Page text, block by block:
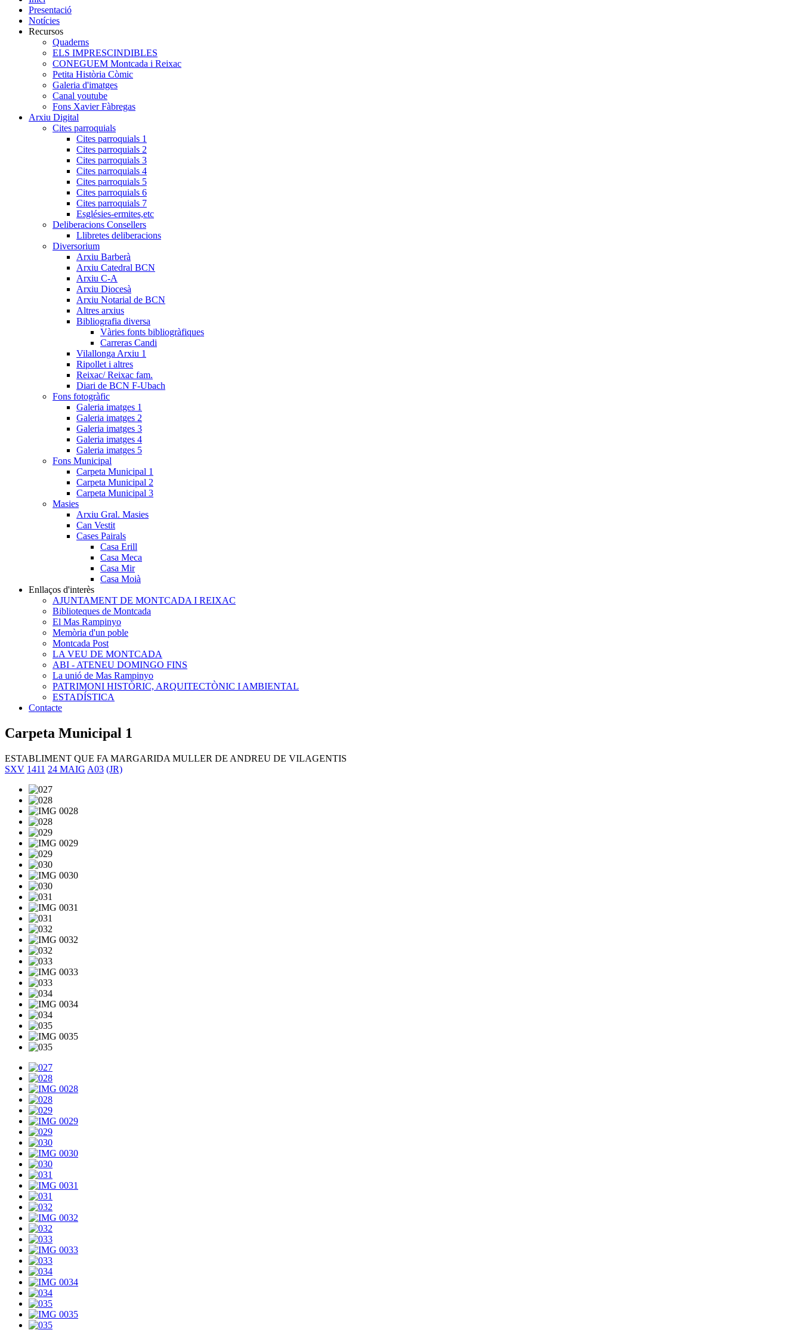
Presentació
Notícies
Recursos
Quaderns
ELS IMPRESCINDIBLES
CONEGUEM Montcada i Reixac
Petita Història Còmic
Galeria d'imatges
Canal youtube
Fons Xavier Fàbregas
Arxiu Digital
Cites parroquials
Cites parroquials 1
Cites parroquials 2
Cites parroquials 3
Cites parroquials 4
Cites parroquials 5
Cites parroquials 6
Cites parroquials 7
Esglésies-ermites,etc
Deliberacions Consellers
Llibretes deliberacions
Diversorium
Arxiu Barberà
Arxiu Catedral BCN
Arxiu C-A
Arxiu Diocesà
Arxiu Notarial de BCN
Altres arxius
Bibliografia diversa
Vàries fonts bibliogràfiques
Carreras Candi
Vilallonga Arxiu 1
Ripollet i altres
Reixac/ Reixac fam.
Diari de BCN F-Ubach
Fons fotogràfic
Galeria imatges 1
Galeria imatges 2
Galeria imatges 3
Galeria imatges 4
Galeria imatges 5
Fons Municipal
Carpeta Municipal 1
Carpeta Municipal 2
Carpeta Municipal 3
Masies
Arxiu Gral. Masies
Can Vestit
Cases Pairals
Casa Erill
Casa Meca
Casa Mir
Casa Moià
Enllaços d'interès
AJUNTAMENT DE MONTCADA I REIXAC
Biblioteques de Montcada
El Mas Rampinyo
Memòria d'un poble
Montcada Post
LA VEU DE MONTCADA
ABI - ATENEU DOMINGO FINS
La unió de Mas Rampinyo
PATRIMONI HISTÒRIC, ARQUITECTÒNIC I AMBIENTAL
ESTADÍSTICA
Contacte
Carpeta Municipal 1
ESTABLIMENT QUE FA MARGARIDA MULLER DE ANDREU DE VILAGENTIS
SXV 1411 24 MAIG A03 (JR)